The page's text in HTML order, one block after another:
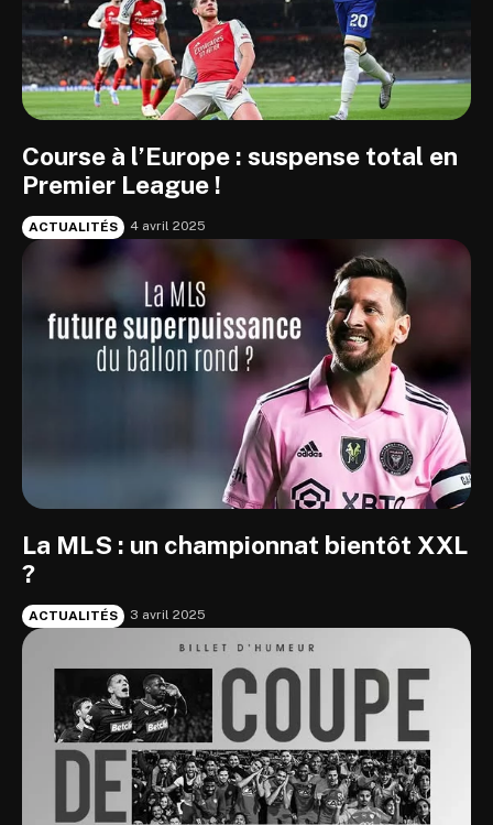
Course à l’Europe : suspense total en
Premier League !
ACTUALITÉS 4 avril 2025
La MLS : un championnat bientôt XXL
?
ACTUALITÉS 3 avril 2025